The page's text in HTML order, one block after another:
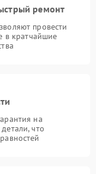
ремонт
провести
в кратчайшие
на
что